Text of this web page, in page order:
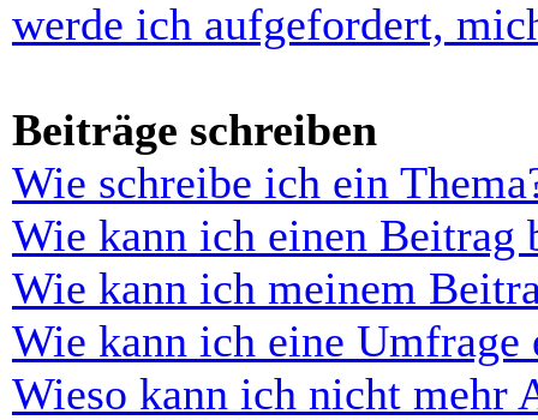
werde ich aufgefordert,
Beiträge schreiben
Wie schreibe ich ein
Wie kann ich einen Beitrag
Wie kann ich meinem
Wie kann ich eine Umfrage
Wieso kann ich nicht mehr